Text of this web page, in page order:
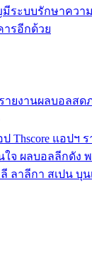
ระบบรักษาควา
รอีกด้วย
รายงานผลบอลส
Thscore แอปฯ
จ ผลบอลลีกดัง
ลี ลาลีกา สเปน บุ